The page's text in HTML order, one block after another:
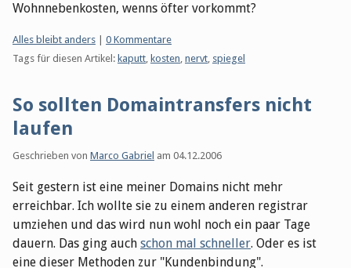
Wohnnebenkosten, wenns öfter vorkommt?
Kategorien:
Alles bleibt anders
0 Kommentare
Tags für diesen Artikel: kaputt, kosten, nervt, spiegel
So sollten Domaintransfers nicht
laufen
Geschrieben von Marco Gabriel am 04.12.2006
Seit gestern ist eine meiner Domains nicht mehr
erreichbar. Ich wollte sie zu einem anderen registrar
umziehen und das wird nun wohl noch ein paar Tage
dauern. Das ging auch schon mal schneller. Oder es ist
eine dieser Methoden zur "Kundenbindung".